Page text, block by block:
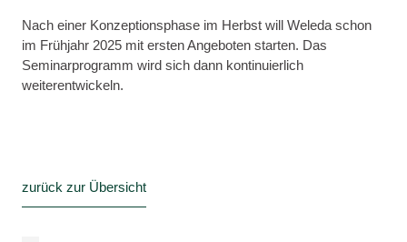
Nach einer Konzeptionsphase im Herbst will Weleda schon
im Frühjahr 2025 mit ersten Angeboten starten. Das
Seminarprogramm wird sich dann kontinuierlich
weiterentwickeln.
zurück zur Übersicht